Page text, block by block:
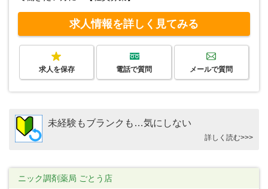
求人情報を詳しく見てみる
求人を保存 電話で質問 メールで質問
未経験もブランクも…気にしない
詳しく読む>>>
ニック調剤薬局 ごとう店